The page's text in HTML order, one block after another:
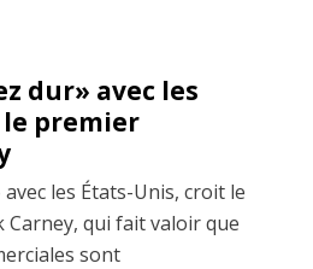
dur» avec les
premier
les États-Unis, croit le
qui fait valoir que
sont